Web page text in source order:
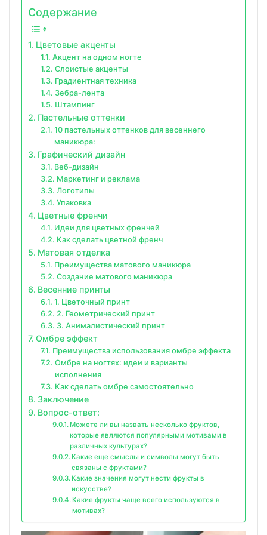
Содержание
Цветовые акценты
Акцент на одном ногте
Слоистые акценты
Градиентная техника
Зебра-лента
Штампинг
Пастельные оттенки
10 пастельных оттенков для весеннего
маникюра:
Графический дизайн
Веб-дизайн
Маркетинг и реклама
Логотипы
Упаковка
Цветные френчи
Идеи для цветных френчей
Как сделать цветной френч
Матовая отделка
Преимущества матового маникюра
Создание матового маникюра
Весенние принты
1. Цветочный принт
2. Геометрический принт
3. Анималистический принт
Омбре эффект
Преимущества использования омбре эффекта
Омбре на ногтях: идеи и варианты
исполнения
Как сделать омбре самостоятельно
Заключение
Вопрос-ответ:
Можете ли вы назвать несколько фруктов,
которые являются популярными мотивами в
различных культурах?
Какие еще смыслы и символы могут быть
связаны с фруктами?
Какие значения могут нести фрукты в
искусстве?
Какие фрукты чаще всего используются в
мотивах?